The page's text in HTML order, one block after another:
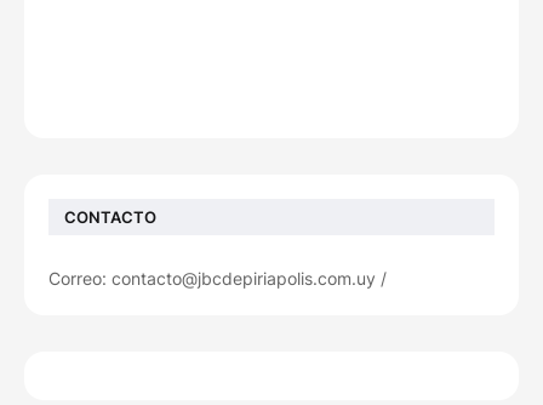
CONTACTO
Correo: contacto@jbcdepiriapolis.com.uy /